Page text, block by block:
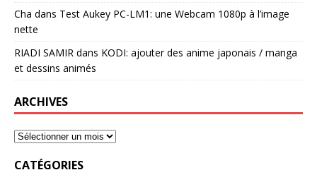
Cha dans Test Aukey PC-LM1: une Webcam 1080p à l’image
nette
RIADI SAMIR dans KODI: ajouter des anime japonais / manga
et dessins animés
ARCHIVES
CATÉGORIES